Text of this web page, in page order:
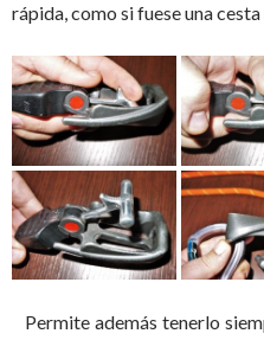
rápida, como si fuese una
Permite además tenerlo